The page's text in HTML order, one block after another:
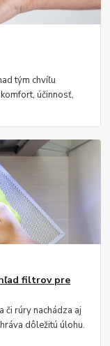
tým chvíľu
účinnosť,
filtrov pre
či rúry nachádza aj
dôležitú úlohu.